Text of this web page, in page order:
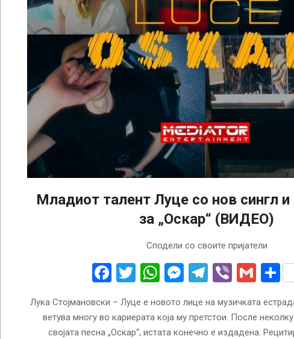
Младиот талент Луце со нов сингл и
за „Оскар“ (ВИДЕО)
Сподели со своите пријатели
Facebook
Twitter
WhatsApp
Messenger
Telegram
ViberGmail
Лука Стојмановски – Луце е новото лице на музичката
ветува многу во кариерата која му претстои. После
својата песна „Оскар“, истата конечно е издадена.